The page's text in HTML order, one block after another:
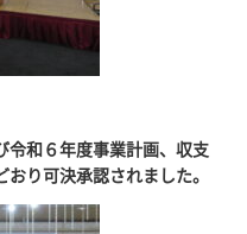
令和６年度事業計画、収支
り可決承認されました。